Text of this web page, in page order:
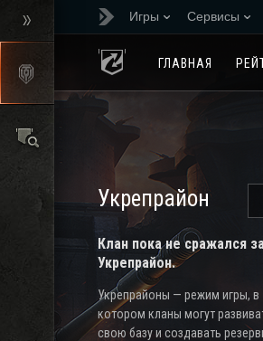
Игры Сервисы
ГЛАВНАЯ
Укрепрайон
Клан пока не сражался
Укрепрайон.
Укрепрайоны — режим игры, в
котором кланы могут
свою базу и создавать